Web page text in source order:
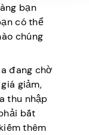
bạn
có thể
chúng
đang chờ
giảm,
thu nhập
bắt
thêm